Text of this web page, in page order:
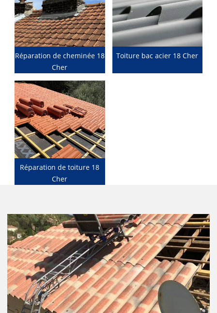
Réparation de cheminée 18
Cher
Toiture bac acier 18 Cher
Réparation de toiture 18
Cher